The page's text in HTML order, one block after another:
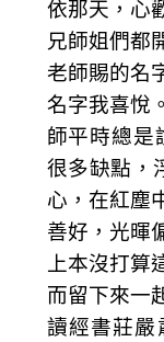
依那天，心
兄師姐們都
老師賜的名
名字我喜悅
師平時總是
很多缺點，
心，在紅塵
善好，光暉
上本沒打算
而留下來一
讀經書莊嚴